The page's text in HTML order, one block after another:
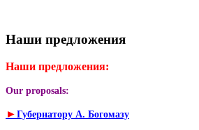
Наши предложения
Наши предложения:
Our proposals:
► Губернатору А. Богомазу